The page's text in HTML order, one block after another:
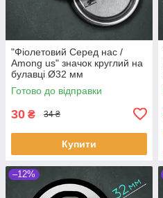
"Фіолетовий Серед нас /
Among us" значок круглий на
булавці Ø32 мм
Готово до відправки
30 ₴ 34 ₴
Купити
–12%